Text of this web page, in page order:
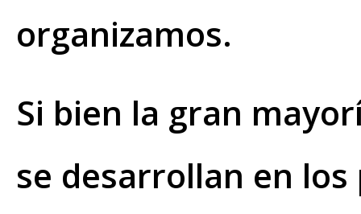
organizamos.
Si bien la gran
se desarrollan en